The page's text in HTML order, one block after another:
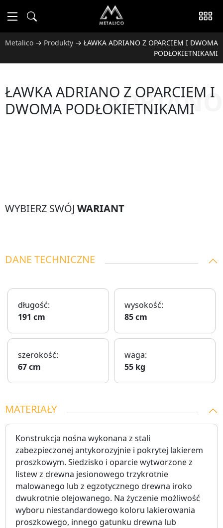
Metalico → Produkty → ŁAWKA ADRIANO Z OPARCIEM I DWOMA
PODŁOKIETNIKAMI
ADRIANO
ŁAWKA ADRIANO Z OPARCIEM I
DWOMA PODŁOKIETNIKAMI
WYBIERZ SWÓJ WARIANT
DANE TECHNICZNE
długość:
191 cm
wysokość:
85 cm
szerokość:
67 cm
waga:
55 kg
MATERIAŁY
Konstrukcja nośna wykonana z stali
zabezpieczonej antykorozyjnie i pokrytej lakierem
proszkowym. Siedzisko i oparcie wytworzone z
listew z drewna jesionowego trzykrotnie
malowanego lub z egzotycznego drewna iroko
dwukrotnie olejowanego. Na życzenie możliwość
wyboru niestandardowego koloru lakierowania
proszkowego, innego gatunku drewna lub